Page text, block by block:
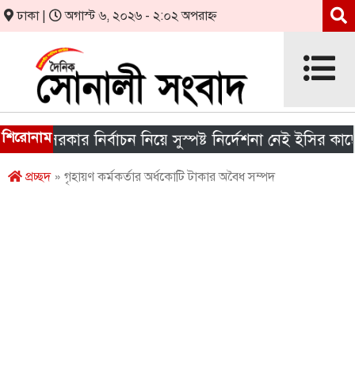
ঢাকা | অগাস্ট ৬, ২০২৬ - ২:০২ অপরাহ্ন
শিরোনাম
সরকার নির্বাচন নিয়ে সুস্পষ্ট নির্দেশনা নেই ইসির কাছে
প্রচ্ছদ» গৃহায়ণ কর্মকর্তার অর্ধকোটি টাকার অবৈধ সম্পদ